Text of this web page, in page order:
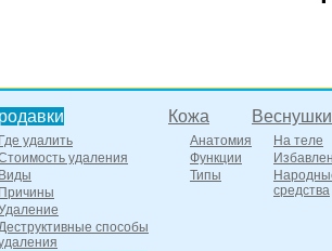
Где удалить
удаления
Виды
Причины
способы
Кожа
Анатомия
Функции
Типы
Веснушки
На теле
средства